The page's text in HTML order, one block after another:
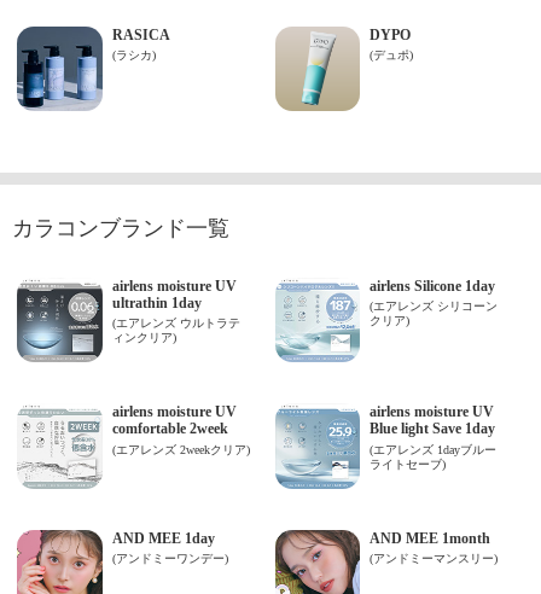
カラコンブランド一覧